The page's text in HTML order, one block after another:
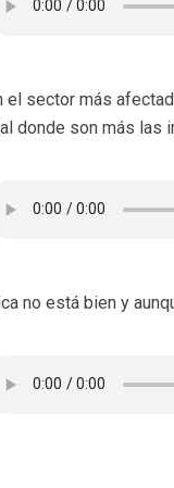
sector más
donde son más
no está bien y